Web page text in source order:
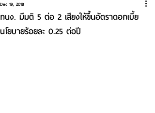
กนง. มีมติ 5 ต่อ 2 เสียงให้ขึ้นอัตราดอกเบี้ย
นโยบายร้อยละ 0.25 ต่อปี
Dec 19, 2018